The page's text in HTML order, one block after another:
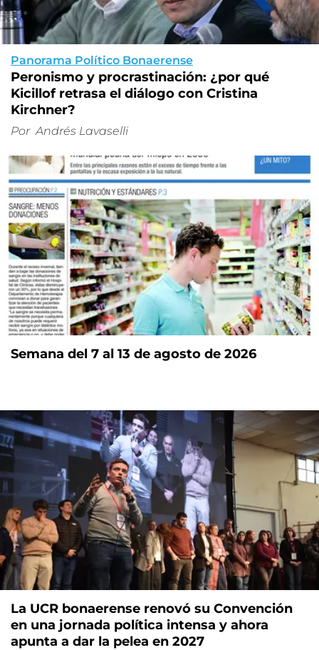
Panorama Político Bonaerense
Peronismo y procrastinación: ¿por qué
Kicillof retrasa el diálogo con Cristina
Kirchner?
Por Andrés Lavaselli
Semana del 7 al 13 de agosto de 2026
La UCR bonaerense renovó su Convención
en una jornada política intensa y ahora
apunta a dar la pelea en 2027